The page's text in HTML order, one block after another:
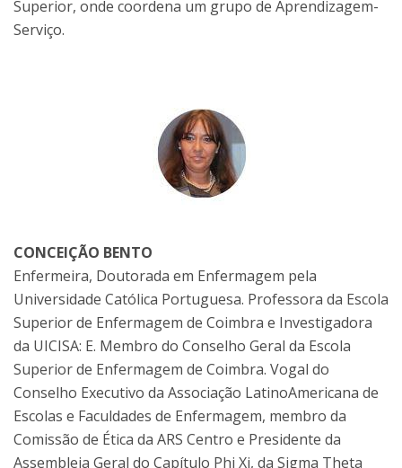
Superior, onde coordena um grupo de Aprendizagem-
Serviço.
CONCEIÇÃO BENTO
Enfermeira, Doutorada em Enfermagem pela
Universidade Católica Portuguesa. Professora da Escola
Superior de Enfermagem de Coimbra e Investigadora
da UICISA: E. Membro do Conselho Geral da Escola
Superior de Enfermagem de Coimbra. Vogal do
Conselho Executivo da Associação LatinoAmericana de
Escolas e Faculdades de Enfermagem, membro da
Comissão de Ética da ARS Centro e Presidente da
Assembleia Geral do Capítulo Phi Xi, da Sigma Theta